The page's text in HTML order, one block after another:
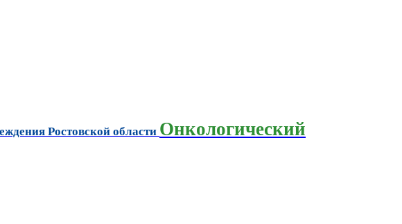
Ростовской области Онкологический